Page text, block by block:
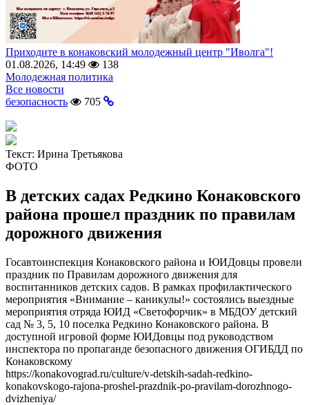
Приходите в конаковский молодежный центр "Иволга"!
01.08.2026, 14:49
138
Молодежная политика
Все новости
безопасность
705
Текст: Ирина Третьякова
ФОТО
В детских садах Редкино Конаковского
района прошел праздник по правилам
дорожного движения
Госавтоинспекция Конаковского района и ЮИДовцы провели
праздник по Правилам дорожного движения для
воспитанников детских садов. В рамках профилактического
мероприятия «Внимание – каникулы!» состоялись выездные
мероприятия отряда ЮИД «Светофорчик» в МБДОУ детский
сад № 3, 5, 10 поселка Редкино Конаковского района. В
доступной игровой форме ЮИДовцы под руководством
инспектора по пропаганде безопасного движения ОГИБДД по
Конаковскому
https://konakovograd.ru/culture/v-detskih-sadah-redkino-
konakovskogo-rajona-proshel-prazdnik-po-pravilam-dorozhnogo-
dvizheniya/